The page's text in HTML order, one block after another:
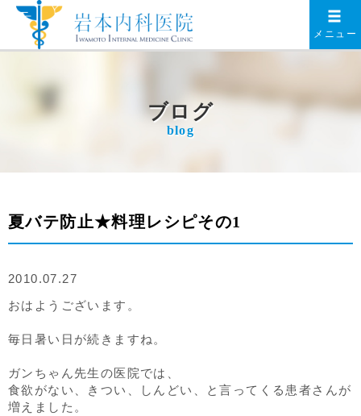
メニュー
ブログ
blog
夏バテ防止★料理レシピその1
2010.07.27
おはようございます。
毎日暑い日が続きますね。
ガンちゃん先生の医院では、
食欲がない、きつい、しんどい、と言ってくる患者さんが
増えました。